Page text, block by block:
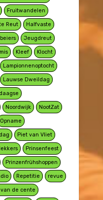
Fruitwandelen
Reut Halfvaste
Jeugdreut
Kleef Klocht
Lampionnenoptocht
Lauwse Dweildag
Noordwijk NootZat
Opname
Piet van Vliet
Prinsenfeest
Prinzenfrühshoppen
Repetitie revue
de cente